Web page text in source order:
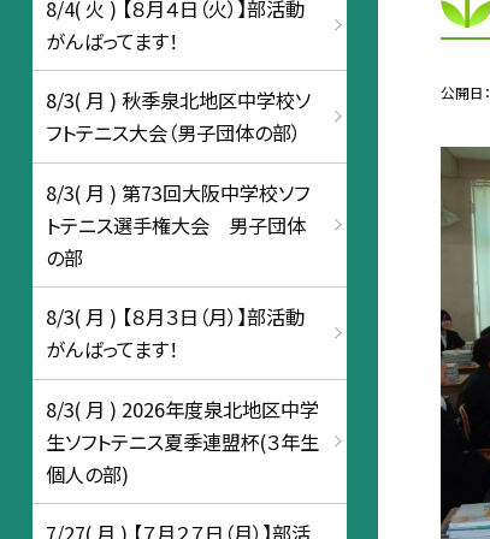
公開日
8/4( 火 ) 【８月４日（火）】部活動
がんばってます！
8/3( 月 ) 秋季泉北地区中学校ソ
フトテニス大会（男子団体の部）
8/3( 月 ) 第73回大阪中学校ソフ
トテニス選手権大会 男子団体
の部
8/3( 月 ) 【８月３日（月）】部活動
がんばってます！
8/3( 月 ) 2026年度泉北地区中学
生ソフトテニス夏季連盟杯(３年生
個人の部)
7/27( 月 ) 【７月２７日（月）】部活